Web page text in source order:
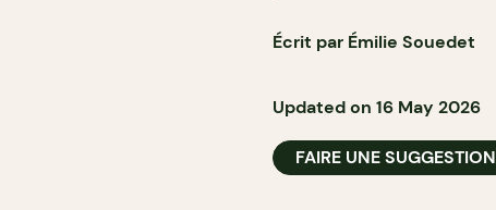
Écrit par Émilie Souedet
Updated on 16 May 2026
FAIRE UNE SUGGESTION